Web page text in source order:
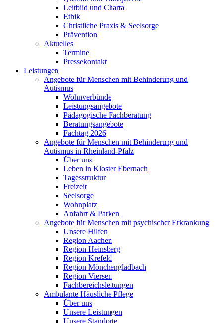
Leitbild und Charta
Ethik
Christliche Praxis & Seelsorge
Prävention
Aktuelles
Termine
Pressekontakt
Leistungen
Angebote für Menschen mit Behinderung und
Autismus
Wohnverbünde
Leistungsangebote
Pädagogische Fachberatung
Beratungsangebote
Fachtag 2026
Angebote für Menschen mit Behinderung und
Autismus in Rheinland-Pfalz
Über uns
Leben in Kloster Ebernach
Tagesstruktur
Freizeit
Seelsorge
Wohnplatz
Anfahrt & Parken
Angebote für Menschen mit psychischer Erkrankung
Unsere Hilfen
Region Aachen
Region Heinsberg
Region Krefeld
Region Mönchengladbach
Region Viersen
Fachbereichsleitungen
Ambulante Häusliche Pflege
Über uns
Unsere Leistungen
Unsere Standorte